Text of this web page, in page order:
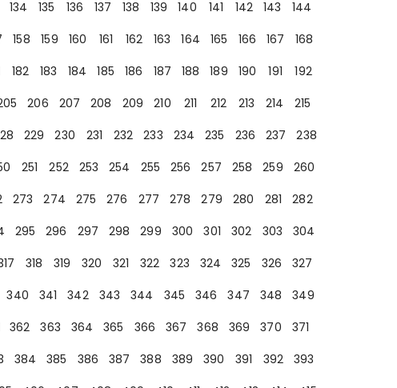
134 135 136 137 138 139 140 141 142 143
144
158 159 160 161 162 163 164 165 166 167
168
182 183 184 185 186 187 188 189 190 191
192
206 207 208 209 210 211 212 213 214
215
229 230 231 232 233 234 235 236 237
238
251 252 253 254 255 256 257 258 259
260
273 274 275 276 277 278 279 280 281
282
295 296 297 298 299 300 301 302 303
304
318 319 320 321 322 323 324 325 326
327
340 341 342 343 344 345 346 347 348
349
362 363 364 365 366 367 368 369 370
371
384 385 386 387 388 389 390 391 392
393